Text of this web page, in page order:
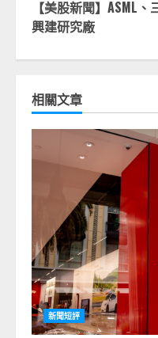
【美股新聞】ASML
興建研究廠
相關文章
新聞短評